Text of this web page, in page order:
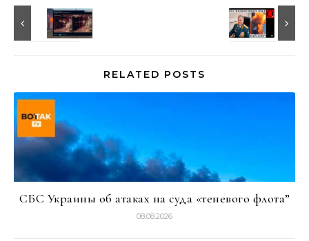
RELATED POSTS
СБС Украины об атаках на суда «теневого флота”
08.08.2026